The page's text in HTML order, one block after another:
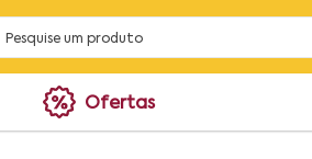
Ofertas